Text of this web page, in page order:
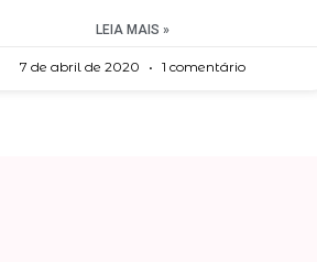
LEIA MAIS »
7 de abril de 2020 1 comentário